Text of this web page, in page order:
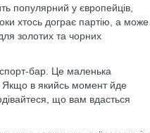
популярний у європейців,
хтось дограє партію, а може
золотих та чорних
бар. Це маленька
Якщо в якийсь момент йде
що вам вдасться